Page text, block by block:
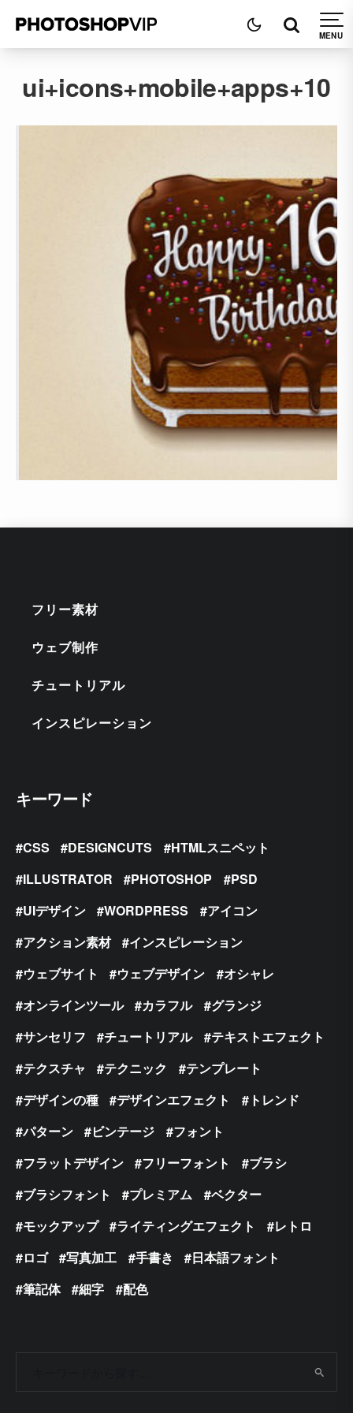
ui+icons+mobile+apps+10
フリー素材
ウェブ制作
チュートリアル
インスピレーション
キーワード
CSS DESIGNCUTS
HTMLスニペット
ILLUSTRATOR
PHOTOSHOP
PSD
UIデザイン
WORDPRESS
アイコン
アクション素材
インスピレーション
ウェブサイト
ウェブデザイン
オシャレ
オンラインツール
カラフル
グランジ
サンセリフ
チュートリアル
テキストエフェクト
テクスチャ
テクニック
テンプレート
デザインの種
デザインエフェクト
トレンド
パターン
ビンテージ
フォント
フラットデザイン
フリーフォント
ブラシ
ブラシフォント
プレミアム
ベクター
モックアップ
ライティングエフェクト
レトロ
ロゴ
写真加工 手書き
日本語フォント
筆記体
細字 配色